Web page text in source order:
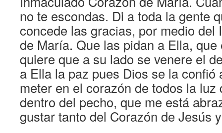
no te escondas. Di a toda la gente
concede las gracias, por medio del
de María. Que las pidan a Ella,
quiere que a su lado se venere el
a Ella la paz pues Dios se la confió
meter en el corazón de todos la luz
dentro del pecho, que me está
gustar tanto del Corazón de Jesús